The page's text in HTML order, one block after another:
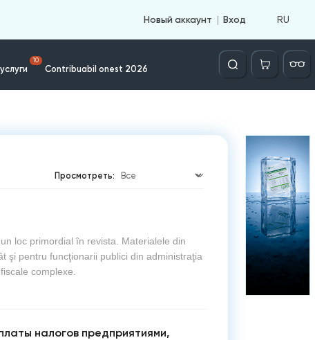
Новый аккаунт Вход RU
10
Contribuabil onest 2026
Căutare
Просмотреть:
loc primordial în revista. Materialele din
şi pentru funcţionarii publici din administraţia
complexe.
налогов предприятиями,